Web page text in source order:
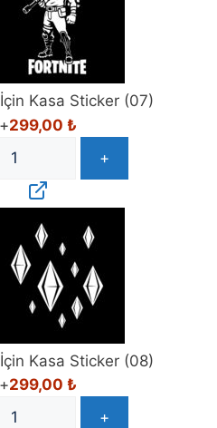
Kasa Sticker (07)
+299,00 ₺
+
Kasa Sticker (08)
+299,00 ₺
+